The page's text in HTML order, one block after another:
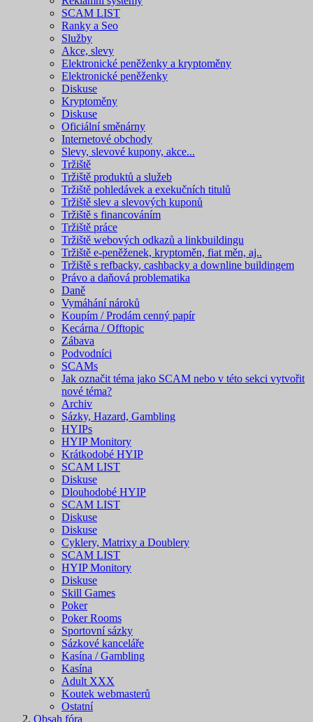
SCAM LIST
Ranky a Seo
Služby
Akce, slevy
Elektronické peněženky a kryptoměny
Elektronické peněženky
Diskuse
Kryptoměny
Diskuse
Oficiální směnárny
Internetové obchody
Slevy, slevové kupony, akce...
Tržiště
Tržiště produktů a služeb
Tržiště pohledávek a exekučních titulů
Tržiště slev a slevových kuponů
Tržiště s financováním
Tržiště práce
Tržiště webových odkazů a linkbuildingu
Tržiště e-peněženek, kryptoměn, fiat měn, aj..
Tržiště s refbacky, cashbacky a downline buildingem
Právo a daňová problematika
Daně
Vymáhání nároků
Koupím / Prodám cenný papír
Kecárna / Offtopic
Zábava
Podvodníci
SCAMs
Jak označit téma jako SCAM nebo v této sekci vytvořit
nové téma?
Archiv
Sázky, Hazard, Gambling
HYIPs
HYIP Monitory
Krátkodobé HYIP
SCAM LIST
Diskuse
Dlouhodobé HYIP
SCAM LIST
Diskuse
Diskuse
Cyklery, Matrixy a Doublery
SCAM LIST
HYIP Monitory
Diskuse
Skill Games
Poker
Poker Rooms
Sportovní sázky
Sázkové kanceláře
Kasína / Gambling
Kasína
Adult XXX
Koutek webmasterů
Ostatní
Obsah fóra